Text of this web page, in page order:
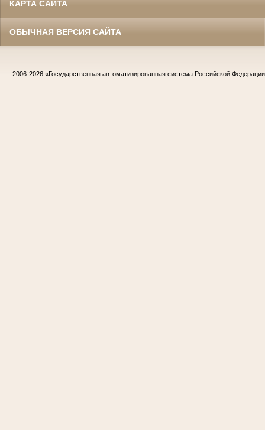
КАРТА САЙТА
ОБЫЧНАЯ ВЕРСИЯ САЙТА
2006-2026 «Государственная автоматизированная система Российской